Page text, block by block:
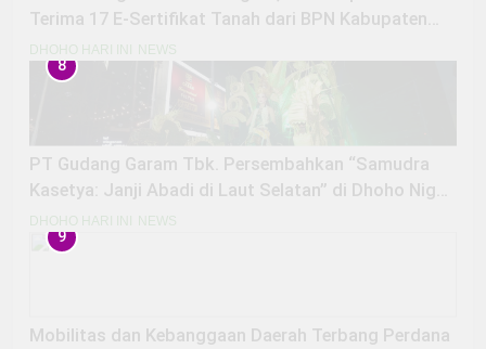
Terima 17 E-Sertifikat Tanah dari BPN Kabupaten
Madiun
DHOHO HARI INI NEWS
8
PT Gudang Garam Tbk. Persembahkan “Samudra
Kasetya: Janji Abadi di Laut Selatan” di Dhoho Night
Carnival 2025
DHOHO HARI INI NEWS
9
Mobilitas dan Kebanggaan Daerah Terbang Perdana